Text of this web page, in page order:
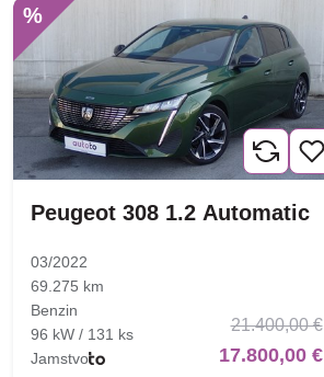
%
Peugeot 308 1.2 Automatic
03/2022
69.275 km
Benzin
96 kW / 131 ks
Jamstvo
21.400,00 €
17.800,00 €